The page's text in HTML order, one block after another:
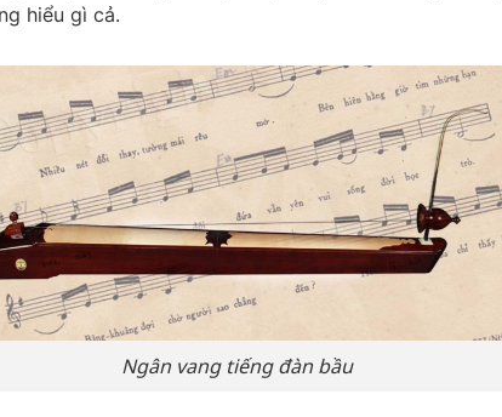
hiểu gì cả.
Ngân vang tiếng đàn bầu